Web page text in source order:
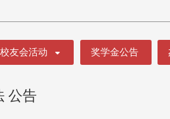
校友会活动 奖学金公告
公告